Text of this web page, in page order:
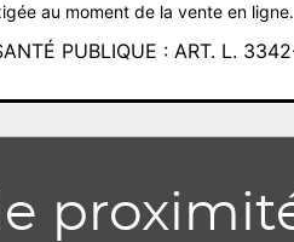
au moment de la vente en ligne.
PUBLIQUE : ART. L.